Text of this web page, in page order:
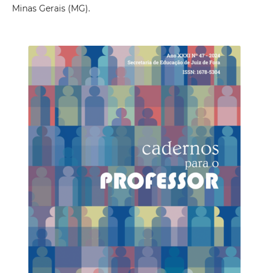
Minas Gerais (MG).